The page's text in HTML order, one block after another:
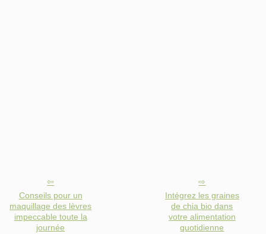
Conseils pour un
maquillage des lèvres
impeccable toute la
journée
Intégrez les graines
de chia bio dans
votre alimentation
quotidienne